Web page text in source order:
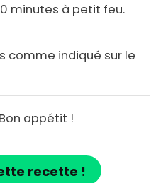
minutes à petit feu.
comme indiqué sur le
appétit !
recette !